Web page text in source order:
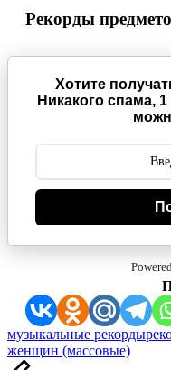
Рекорды
Хотите
Никакого спама,
Метки:
музыкальные рекорды
женщин (массовые)